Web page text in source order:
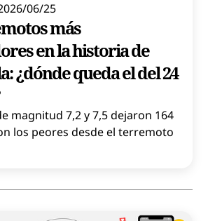
06/25
más
en la historia de
¿dónde queda el del 24
magnitud 7,2 y 7,5 dejaron 164
los peores desde el terremoto